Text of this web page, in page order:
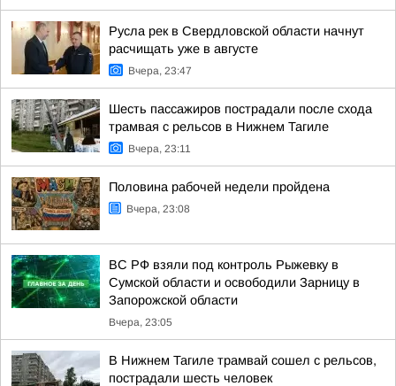
Русла рек в Свердловской области начнут
расчищать уже в августе
Вчера, 23:47
Шесть пассажиров пострадали после схода
трамвая с рельсов в Нижнем Тагиле
Вчера, 23:11
Половина рабочей недели пройдена
Вчера, 23:08
ВС РФ взяли под контроль Рыжевку в
Сумской области и освободили Зарницу в
Запорожской области
Вчера, 23:05
В Нижнем Тагиле трамвай сошел с рельсов,
пострадали шесть человек